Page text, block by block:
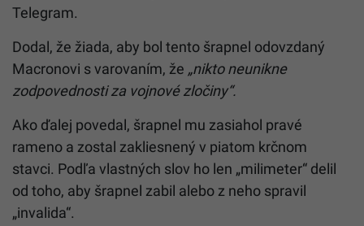
Telegram.
Dodal, že žiada, aby bol tento šrapnel odovzdaný
Macronovi s varovaním, že „nikto neunikne
zodpovednosti za vojnové zločiny“.
Ako ďalej povedal, šrapnel mu zasiahol pravé
rameno a zostal zakliesnený v piatom krčnom
stavci. Podľa vlastných slov ho len „milimeter“ delil
od toho, aby šrapnel zabil alebo z neho spravil
„invalida“.